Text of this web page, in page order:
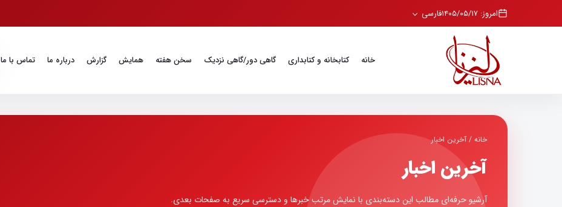
امروز: ۱۴۰۵/۰۵/۱۷ فارسی
خانه کتابخانه و کتابداری گاهی دور/گاهی نزدیک سخن هفته همایش گزارش درباره ما تماس با ما
خانه / آخرین اخبار
آخرین اخبار
آرشیو حرفه‌ای مطالب این دسته‌بندی با نمایش مرتب خبرها و دسترسی سریع به صفحات بعدی.